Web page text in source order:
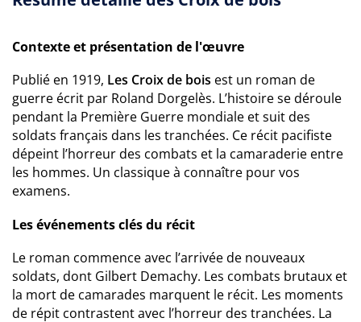
Contexte et présentation de l'œuvre
Publié en 1919, Les Croix de bois est un roman de
guerre écrit par Roland Dorgelès. L’histoire se déroule
pendant la Première Guerre mondiale et suit des
soldats français dans les tranchées. Ce récit pacifiste
dépeint l’horreur des combats et la camaraderie entre
les hommes. Un classique à connaître pour vos
examens.
Les événements clés du récit
Le roman commence avec l’arrivée de nouveaux
soldats, dont Gilbert Demachy. Les combats brutaux et
la mort de camarades marquent le récit. Les moments
de répit contrastent avec l’horreur des tranchées. La